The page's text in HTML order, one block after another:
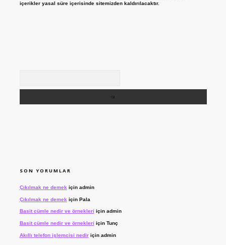
içerikler yasal süre içerisinde sitemizden kaldırılacaktır.
SON YORUMLAR
Çıkılmak ne demek için admin
Çıkılmak ne demek için Pala
Basit cümle nedir ve örnekleri için admin
Basit cümle nedir ve örnekleri için Tunç
Akıllı telefon işlemcisi nediriçin admin